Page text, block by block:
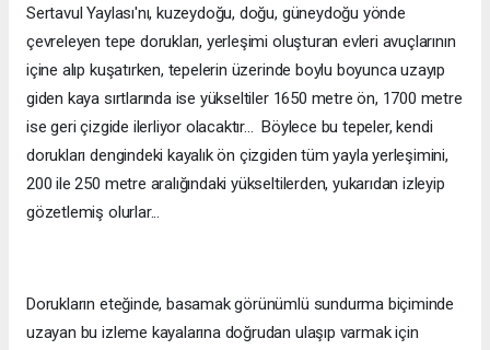
Sertavul Yaylası'nı, kuzeydoğu, doğu, güneydoğu yönde
çevreleyen tepe dorukları, yerleşimi oluşturan evleri avuçlarının
içine alıp kuşatırken, tepelerin üzerinde boylu boyunca uzayıp
giden kaya sırtlarında ise yükseltiler 1650 metre ön, 1700 metre
ise geri çizgide ilerliyor olacaktır... Böylece bu tepeler, kendi
dorukları dengindeki kayalık ön çizgiden tüm yayla yerleşimini,
200 ile 250 metre aralığındaki yükseltilerden, yukarıdan izleyip
gözetlemiş olurlar...
Dorukların eteğinde, basamak görünümlü sundurma biçiminde
uzayan bu izleme kayalarına doğrudan ulaşıp varmak için